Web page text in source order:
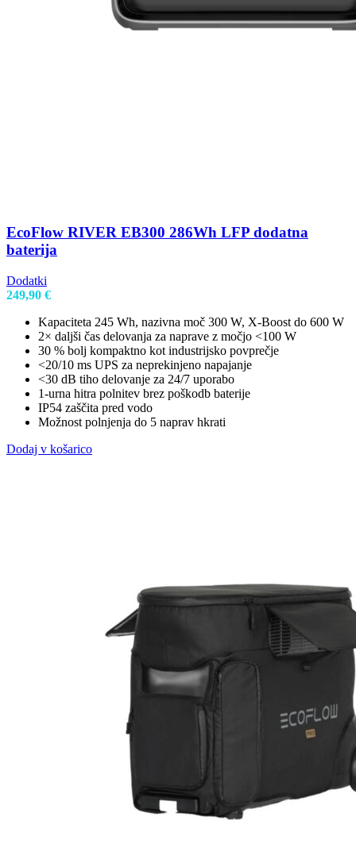
EcoFlow RIVER EB300 286Wh LFP dodatna
baterija
Dodatki
249,90 €
Kapaciteta 245 Wh, nazivna moč 300 W, X-Boost do 600 W
2× daljši čas delovanja za naprave z močjo <100 W
30 % bolj kompaktno kot industrijsko povprečje
<20/10 ms UPS za neprekinjeno napajanje
<30 dB tiho delovanje za 24/7 uporabo
1-urna hitra polnitev brez poškodb baterije
IP54 zaščita pred vodo
Možnost polnjenja do 5 naprav hkrati
Dodaj v košarico